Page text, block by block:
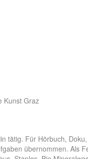
Kunst Graz
tätig. Für Hörbuch,
übernommen. Als